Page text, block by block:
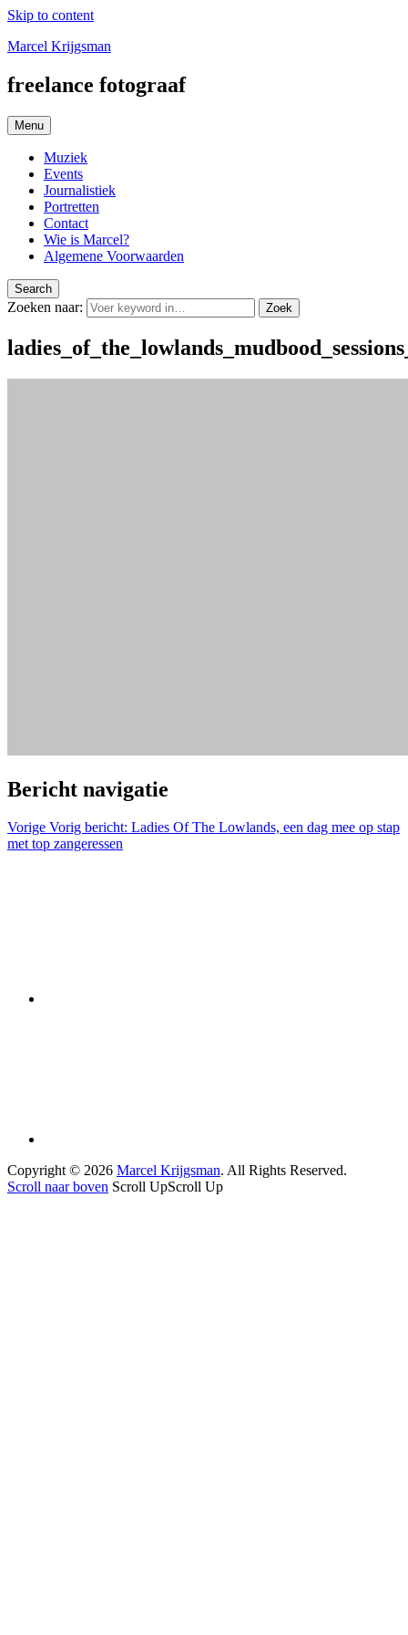
Skip to content
Marcel Krijgsman
freelance fotograaf
Menu
Muziek
Events
Journalistiek
Portretten
Contact
Wie is Marcel?
Algemene Voorwaarden
Search
Zoeken naar: Zoek
Bericht navigatie
Vorige Vorig bericht: Ladies Of The Lowlands, een dag mee op stap
met top zangeressen
Copyright © 2026 Marcel Krijgsman. All Rights Reserved.
Scroll naar boven Scroll UpScroll Up